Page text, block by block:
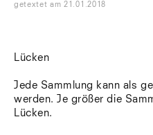
getextet am21.01.2018
Lücken
Jede Sammlung kann als
werden. Je größer die
Lücken.